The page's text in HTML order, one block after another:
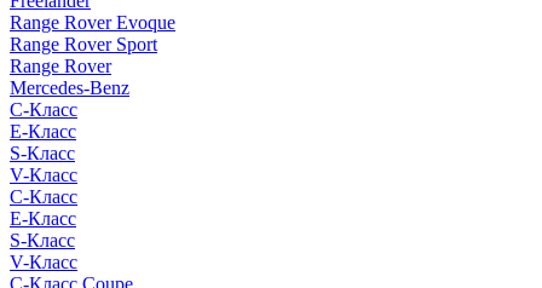
Range Rover Evoque
Range Rover Sport
Range Rover
Mercedes-Benz
C-Класс
E-Класс
S-Класс
V-Класс
C-Класс
E-Класс
S-Класс
V-Класс
C-Класс Coupe